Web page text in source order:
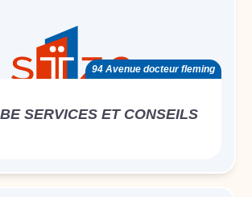
94 Avenue docteur fleming
SERVICES ET CONSEILS